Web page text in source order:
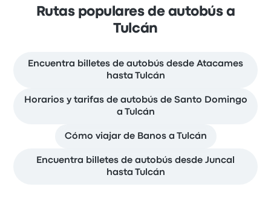
Rutas populares de autobús a
Tulcán
Encuentra billetes de autobús desde Atacames
hasta Tulcán
Horarios y tarifas de autobús de Santo Domingo
a Tulcán
Cómo viajar de Banos a Tulcán
Encuentra billetes de autobús desde Juncal
hasta Tulcán